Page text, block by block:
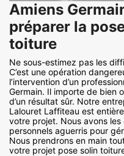
Amiens
préparer la
toiture
Ne sous-estimez pas les
C’est une opération
l’intervention d’un
Germain. Il importe de bien
d’un résultat sûr. Notre
Lalouret Laffiteau est
votre projet. Nous avons
personnels aguerris pour
Nous prendrons en main
votre projet pose solin